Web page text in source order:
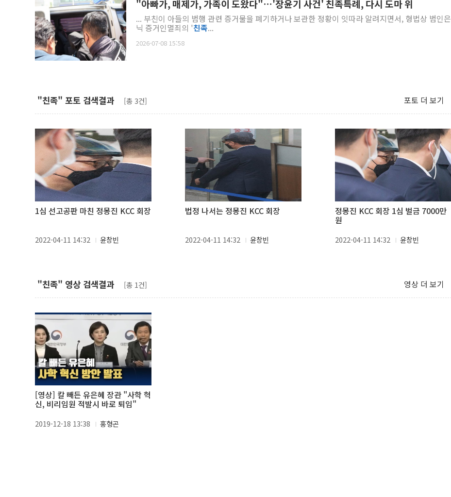
"아빠가, 매제가, 가족이 도왔다"…'장윤기 사건' 친족특례, 다시 도마 위
... 부친이 아들의 범행 관련 증거물을 폐기하거나 보관한 정황이 잇따라 알려지면서, 형법상 범인은
닉 증거인멸죄의 '친족...
2026-07-08 15:58
"친족" 포토 검색결과 [총 3건] 포토 더 보기
1심 선고공판 마친 정몽진 KCC 회장
2022-04-11 14:32 윤창빈
법정 나서는 정몽진 KCC 회장
2022-04-11 14:32 윤창빈
정몽진 KCC 회장 1심 벌금 7000만
원
2022-04-11 14:32 윤창빈
"친족" 영상 검색결과 [총 1건] 영상 더 보기
[영상] 칼 빼든 유은혜 장관 "사학 혁
신, 비리임원 적발시 바로 퇴임"
2019-12-18 13:38 홍형곤